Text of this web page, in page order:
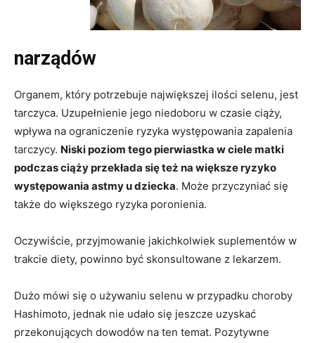
narządów
Organem, który potrzebuje największej ilości selenu, jest
tarczyca. Uzupełnienie jego niedoboru w czasie ciąży,
wpływa na ograniczenie ryzyka występowania zapalenia
tarczycy. Niski poziom tego pierwiastka w ciele matki
podczas ciąży przekłada się też na większe ryzyko
występowania astmy u dziecka. Może przyczyniać się
także do większego ryzyka poronienia.
Oczywiście, przyjmowanie jakichkolwiek suplementów w
trakcie diety, powinno być skonsultowane z lekarzem.
Dużo mówi się o używaniu selenu w przypadku choroby
Hashimoto, jednak nie udało się jeszcze uzyskać
przekonujących dowodów na ten temat. Pozytywne